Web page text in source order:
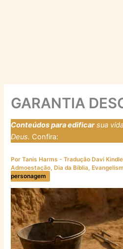
GARANTIA
Conteúdos para edificarsua
Deus. Confira:
PorTanis Harms - Tradução Davi
Admoestação, Dia da Bíblia,
personagem